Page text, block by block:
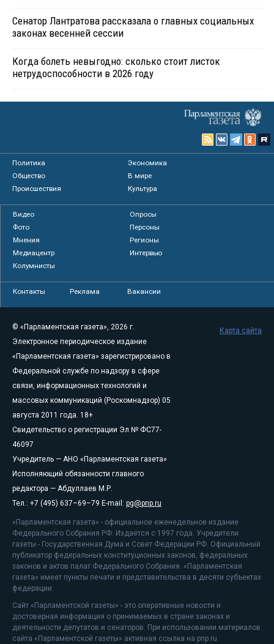
Сенатор Лантратова рассказала о главных социальных
законах весенней сессии
Когда болеть невыгодно: сколько стоит листок
нетрудоспособности в 2026 году
Политика
Экономика
Общество
В мире
Происшествия
Культура
Видео
Опросы
Фото
Персоны
Мнения
Регионы
Медиацентр
Интервью
Колумнисты
Контакты Реклама Вакансии
© «Парламентская газета», 2026 г.
Электронное периодическое издание
«Парламентская газета» зарегистрировано в
Федеральной службе по надзору в сфере
связи, информационных технологий и
массовых коммуникаций (Роскомнадзор) 05
августа 2011 года. 18+
Свидетельство о регистрации Эл № ФС77-
46097
Учредитель — АНО «Парламентская газета»
Исполняющий обязанности главного
редактора — Абдуллаев М.Р.
Тел.: +7 (495) 637–69–79 E-mail: pg@pnp.ru
«Парламентская газета» - официальное еженедельное издание
Федерального Собрания РФ. Издается с 1997 года. Учредители
газеты - Государственная Дума и Совет Федерации РФ. Официальный
публикатор федеральных конституционных законов, федеральных
законов и актов палат Федерального Собрания. «Парламентская
газета» имеет пункты печати и представительства в десяти субъектах
федерации.
Сайт «Парламентской газеты» - это оперативные новости и
достоверная информация о принимаемых в стране законах и
деятельности депутатов и сенаторов. При использовании материалов
сайта «Парламентской газеты» активная ссылка на pnp.ru
Карта сайта